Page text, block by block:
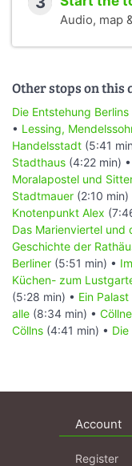
Audio, map
Other stops on this
Die Entstehung Berlins
• Lessing,
Handelsstadt (5:41
Stadthaus (4:22 min) •
Moralapostel und
Stadtmauer (2:10 min)
Knotenpunkt Alex
Das Marienviertel und
Geschichte der
Berliner (5:51 min) •
Küchen- zum
(5:28 min) • Ein
alle (8:34 min) •
Cöllns (4:41 min) •
Account
Register